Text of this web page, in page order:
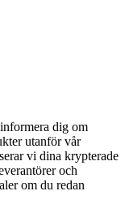
dig om
utanför vår
vi dina krypterade
och
om du redan